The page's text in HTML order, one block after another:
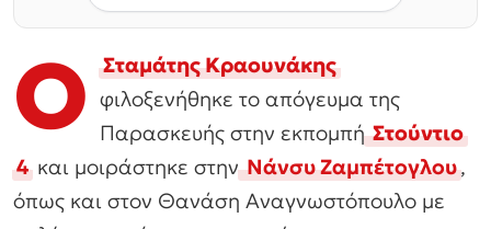
Ο
Σταμάτης Κραουνάκης
φιλοξενήθηκε το απόγευμα της
Παρασκευής στην εκπομπήΣτούντιο
4και μοιράστηκε στηνΝάνσυ Ζαμπέτογλου,
όπως και στον Θανάση Αναγνωστόπουλο με